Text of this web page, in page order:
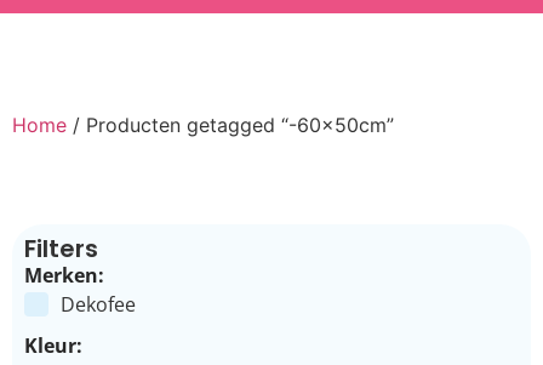
Home / Producten getagged “-60x50cm”
Filters
Merken:
Dekofee
Kleur: